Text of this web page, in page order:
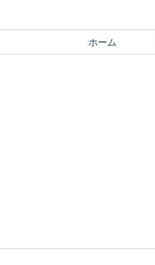
ホーム